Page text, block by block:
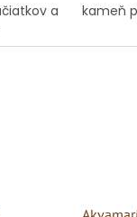
a
kameň